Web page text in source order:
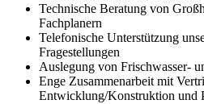
Technische Beratung von
Fachplanern
Telefonische Unterstützung
Fragestellungen
Auslegung von Frischwasser-
Enge Zusammenarbeit mit
Entwicklung/Konstruktion und